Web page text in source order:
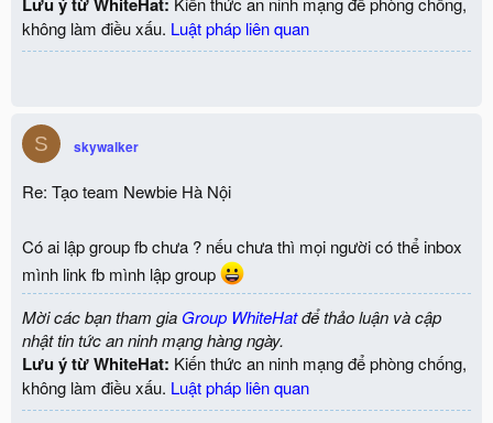
không làm điều xấu. Luật pháp liên quan
S skywalker
Re: Tạo team Newbie Hà Nội
Có ai lập group fb chưa ? nếu chưa thì mọi người có thể inbox
mình link fb mình lập group
Mời các bạn tham gia Group WhiteHatđể thảo luận và cập
nhật tin tức an ninh mạng hàng ngày.
Lưu ý từ WhiteHat: Kiến thức an ninh mạng để phòng chống,
không làm điều xấu. Luật pháp liên quan